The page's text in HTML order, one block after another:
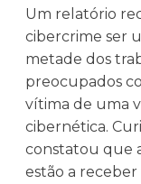
Um relatório
cibercrime ser
metade dos
preocupados
vítima de uma
cibernética.
constatou que
estão a